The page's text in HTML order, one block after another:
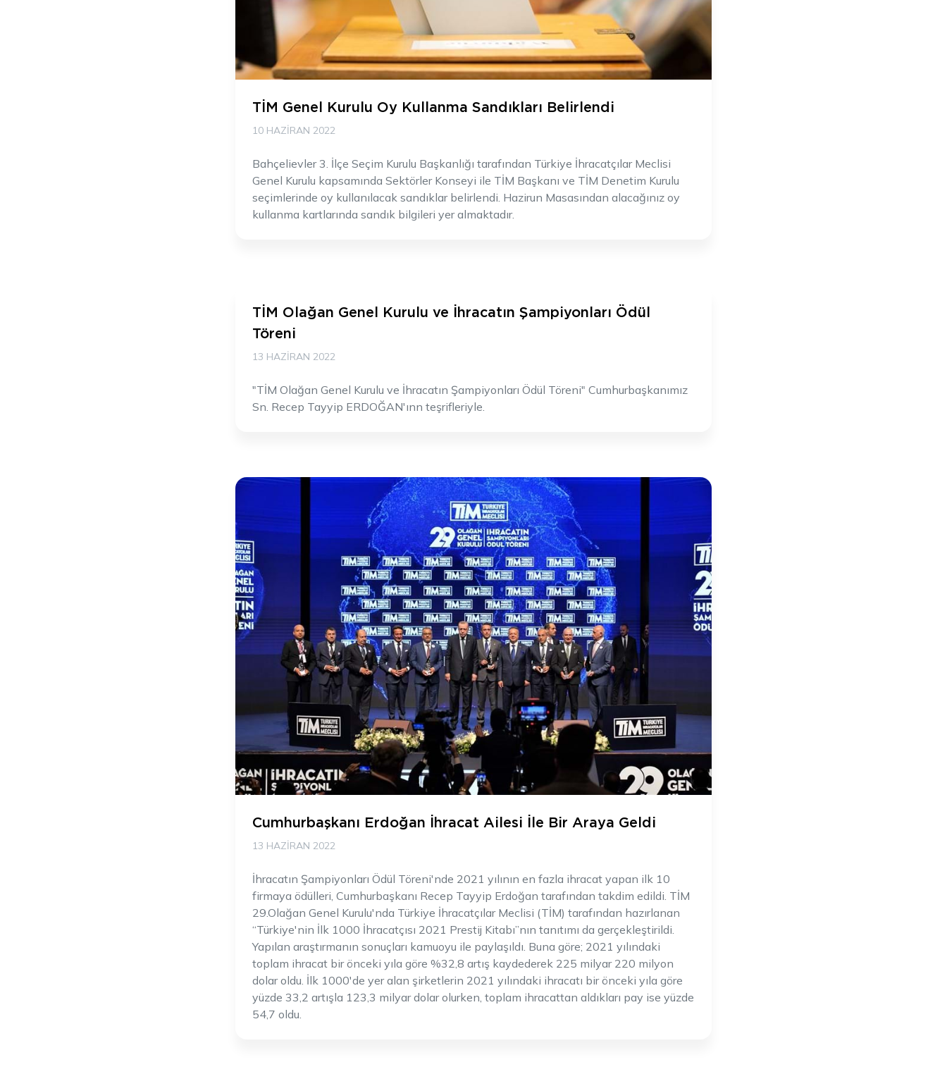
TİM Genel Kurulu Oy Kullanma Sandıkları Belirlendi
10 HAZIRAN 2022
Bahçelievler 3. İlçe Seçim Kurulu Başkanlığı tarafından Türkiye İhracatçılar Meclisi
Genel Kurulu kapsamında Sektörler Konseyi ile TİM Başkanı ve TİM Denetim Kurulu
seçimlerinde oy kullanılacak sandıklar belirlendi. Hazirun Masasından alacağınız oy
kullanma kartlarında sandık bilgileri yer almaktadır.
TİM Olağan Genel Kurulu ve İhracatın Şampiyonları Ödül
Töreni
13 HAZIRAN 2022
"TİM Olağan Genel Kurulu ve İhracatın Şampiyonları Ödül Töreni" Cumhurbaşkanımız
Sn. Recep Tayyip ERDOĞAN'ınn teşrifleriyle.
Cumhurbaşkanı Erdoğan İhracat Ailesi İle Bir Araya Geldi
13 HAZIRAN 2022
İhracatın Şampiyonları Ödül Töreni'nde 2021 yılının en fazla ihracat yapan ilk 10
firmaya ödülleri, Cumhurbaşkanı Recep Tayyip Erdoğan tarafından takdim edildi. TİM
29.Olağan Genel Kurulu'nda Türkiye İhracatçılar Meclisi (TİM) tarafından hazırlanan
“Türkiye'nin İlk 1000 İhracatçısı 2021 Prestij Kitabı”nın tanıtımı da gerçekleştirildi.
Yapılan araştırmanın sonuçları kamuoyu ile paylaşıldı. Buna göre; 2021 yılındaki
toplam ihracat bir önceki yıla göre %32,8 artış kaydederek 225 milyar 220 milyon
dolar oldu. İlk 1000'de yer alan şirketlerin 2021 yılındaki ihracatı bir önceki yıla göre
yüzde 33,2 artışla 123,3 milyar dolar olurken, toplam ihracattan aldıkları pay ise yüzde
54,7 oldu.